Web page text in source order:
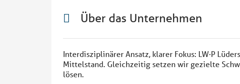
Über das Unternehmen
Interdisziplinärer Ansatz, klarer Fokus: LW·P
Mittelstand. Gleichzeitig setzen wir gezielte
lösen.